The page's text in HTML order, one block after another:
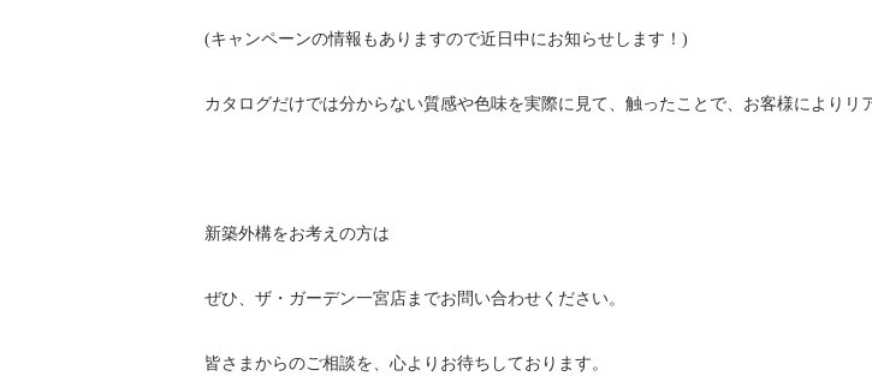
(キャンペーンの情報もありますので近日中にお知らせします！)
カタログだけでは分からない質感や色味を実際に見て、触ったことで、お客様によりリ
新築外構をお考えの方は
ぜひ、ザ・ガーデン一宮店までお問い合わせください。
皆さまからのご相談を、心よりお待ちしております。